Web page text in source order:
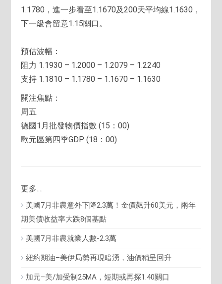
1.1780，進一步看至1.1670及200天平均線1.1630，
下一級會留意1.15關口。
預估波幅：
阻力 1.1930 – 1.2000 – 1.2079 – 1.2240
支持 1.1810 – 1.1780 – 1.1670 – 1.1630
關注焦點：
周五
德國1月批發物價指數 (15：00)
歐元區第四季GDP (18：00)
更多....
美國7月非農意外下降2.3萬！金價飆升60美元，兩年
期美債收益率大跌8個基點
美國7月非農就業人數-2.3萬
紐約期油–美伊局勢再現暗湧，油價稍呈回升
加元–美/加受制25MA，短期或再探1.40關口